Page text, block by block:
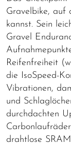
Gravelbike, auf
kannst. Sein
Gravel
Reifenfreiheit
die IsoSpeed-
Vibrationen,
und
durchdachten
drahtlose